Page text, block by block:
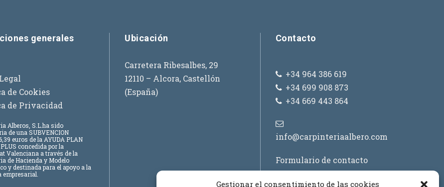
Gestionar el consentimiento de las cookies
generales
de Cookies
de Privacidad
Alberos, S.L.ha sido
de una SUBVENCION
euros de la AYUDA PLAN
concedida por la
Valenciana a través de la
de Hacienda y Modelo
y destinada para el apoyo a la
empresarial.
Ubicación
Carretera Ribesalbes, 29
12110 – Alcora, Castellón
(España)
Contacto
+34 964 386 619
+34 699 908 873
+34 669 443 864
info@carpinteriaalbero.com
Formulario de contacto